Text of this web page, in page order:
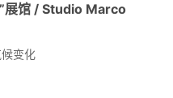
展馆 / Studio Marco
变化